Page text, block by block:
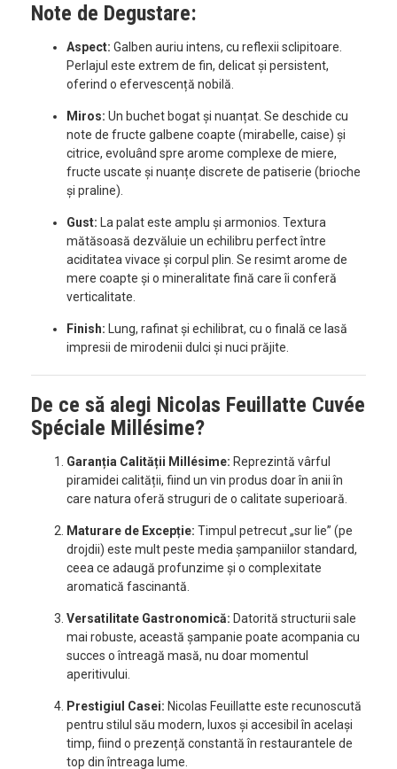
Note de Degustare:
Aspect: Galben auriu intens, cu reflexii sclipitoare.
Perlajul este extrem de fin, delicat și persistent,
oferind o efervescență nobilă.
Miros: Un buchet bogat și nuanțat. Se deschide cu
note de fructe galbene coapte (mirabelle, caise) și
citrice, evoluând spre arome complexe de miere,
fructe uscate și nuanțe discrete de patiserie (brioche
și praline).
Gust: La palat este amplu și armonios. Textura
mătăsoasă dezvăluie un echilibru perfect între
aciditatea vivace și corpul plin. Se resimt arome de
mere coapte și o mineralitate fină care îi conferă
verticalitate.
Finish: Lung, rafinat și echilibrat, cu o finală ce lasă
impresii de mirodenii dulci și nuci prăjite.
De ce să alegi Nicolas Feuillatte Cuvée
Spéciale Millésime?
Garanția Calității Millésime: Reprezintă vârful
piramidei calității, fiind un vin produs doar în anii în
care natura oferă struguri de o calitate superioară.
Maturare de Excepție: Timpul petrecut „sur lie” (pe
drojdii) este mult peste media șampaniilor standard,
ceea ce adaugă profunzime și o complexitate
aromatică fascinantă.
Versatilitate Gastronomică: Datorită structurii sale
mai robuste, această șampanie poate acompania cu
succes o întreagă masă, nu doar momentul
aperitivului.
Prestigiul Casei: Nicolas Feuillatte este recunoscută
pentru stilul său modern, luxos și accesibil în același
timp, fiind o prezență constantă în restaurantele de
top din întreaga lume.